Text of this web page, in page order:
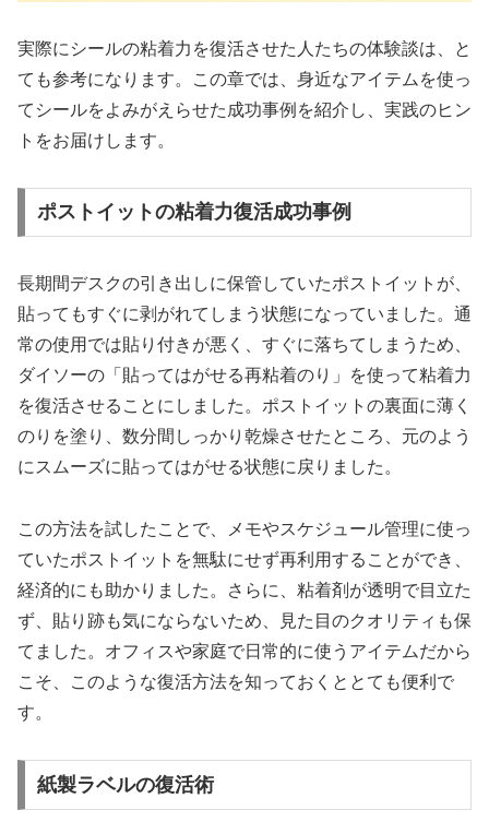
実際にシールの粘着力を復活させた人たちの体験談は、と
ても参考になります。この章では、身近なアイテムを使っ
てシールをよみがえらせた成功事例を紹介し、実践のヒン
トをお届けします。
ポストイットの粘着力復活成功事例
長期間デスクの引き出しに保管していたポストイットが、
貼ってもすぐに剥がれてしまう状態になっていました。通
常の使用では貼り付きが悪く、すぐに落ちてしまうため、
ダイソーの「貼ってはがせる再粘着のり」を使って粘着力
を復活させることにしました。ポストイットの裏面に薄く
のりを塗り、数分間しっかり乾燥させたところ、元のよう
にスムーズに貼ってはがせる状態に戻りました。
この方法を試したことで、メモやスケジュール管理に使っ
ていたポストイットを無駄にせず再利用することができ、
経済的にも助かりました。さらに、粘着剤が透明で目立た
ず、貼り跡も気にならないため、見た目のクオリティも保
てました。オフィスや家庭で日常的に使うアイテムだから
こそ、このような復活方法を知っておくととても便利で
す。
紙製ラベルの復活術